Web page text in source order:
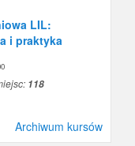
LIL:
i praktyka
118
Archiwum kursów